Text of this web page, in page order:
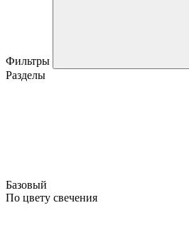
Фильтры
Разделы
Базовый
По цвету свечения